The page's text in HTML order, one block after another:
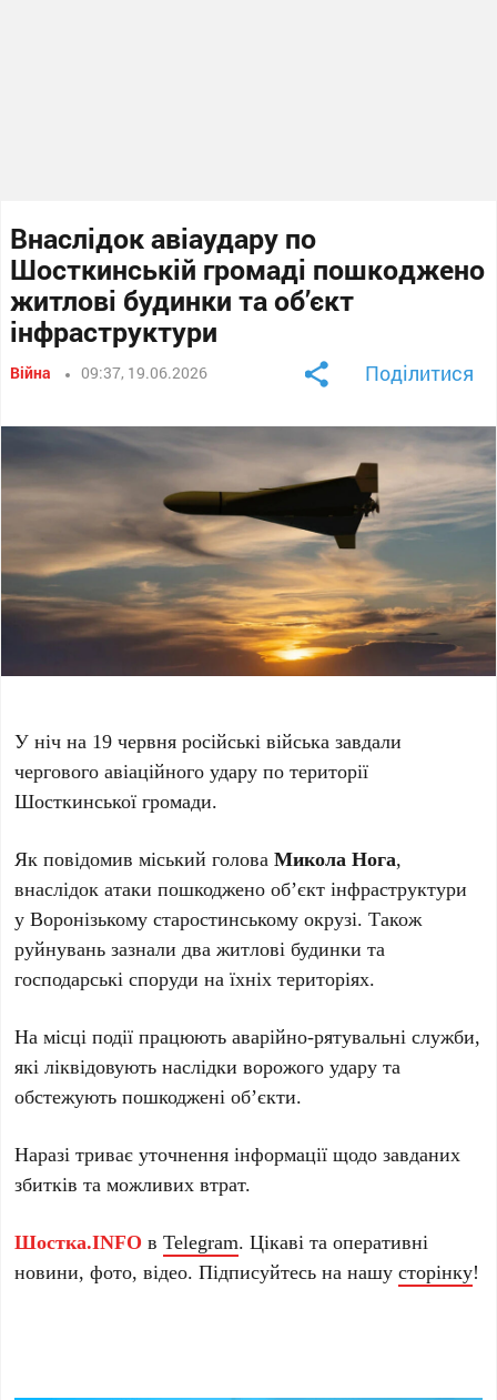
Внаслідок авіаудару по
Шосткинській громаді пошкоджено
житлові будинки та об’єкт
інфраструктури
Війна 09:37, 19.06.2026 Поділитися
У ніч на 19 червня російські війська завдали
чергового авіаційного удару по території
Шосткинської громади.
Як повідомив міський головаМикола Нога,
внаслідок атаки пошкоджено об’єкт інфраструктури
у Воронізькому старостинському окрузі. Також
руйнувань зазнали два житлові будинки та
господарські споруди на їхніх територіях.
На місці події працюють аварійно-рятувальні служби,
які ліквідовують наслідки ворожого удару та
обстежують пошкоджені об’єкти.
Наразі триває уточнення інформації щодо завданих
збитків та можливих втрат.
Шостка.INFO вTelegram. Цікаві та оперативні
новини, фото, відео. Підписуйтесь на нашусторінку!